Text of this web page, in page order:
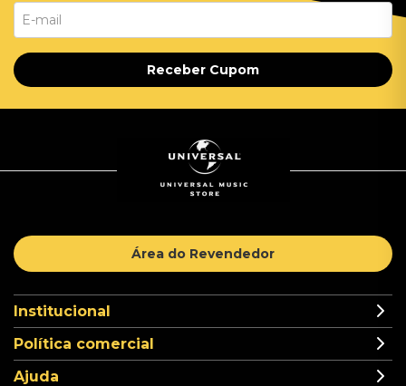
Receber Cupom
Área do Revendedor
Institucional
Política comercial
Ajuda